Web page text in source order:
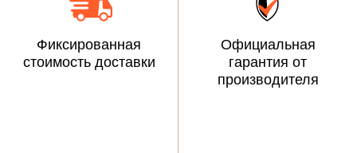
Фиксированная
стоимость доставки
Официальная
гарантия от
производителя